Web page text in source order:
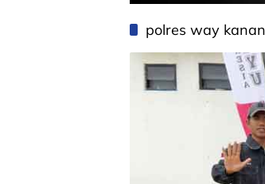
polres way kanan